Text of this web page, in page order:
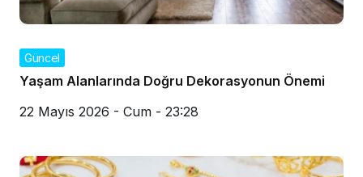
Güncel
Yaşam Alanlarında Doğru Dekorasyonun Önemi
22 Mayıs 2026 - Cum - 23:28